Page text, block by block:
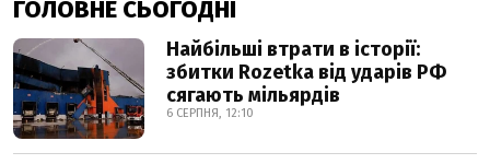
ГОЛОВНЕ СЬОГОДНІ
Найбільші втрати в історії:
збитки Rozetka від ударів РФ
сягають мільярдів
6 СЕРПНЯ, 12:10